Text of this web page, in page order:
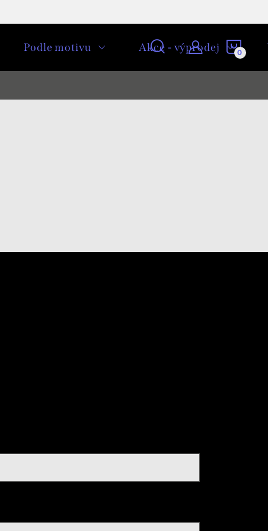
Podle motivu Akce - výprodej